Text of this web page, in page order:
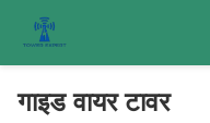
गाइड वायर टावर